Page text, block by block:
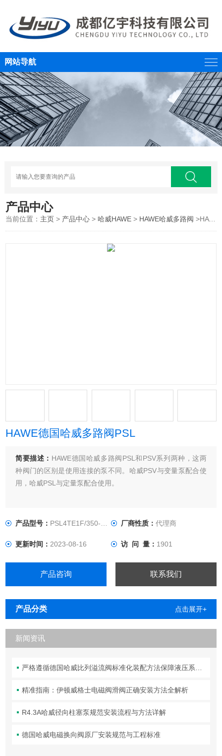
网站导航
产品中心
当前位置： 主页 > 产品中心 >哈威HAWE > HAWE哈威多路阀 >HAWE德国哈威多路阀PSL
HAWE德国哈威多路阀PSL
简要描述： HAWE德国哈威多路阀PSL和PSV系列两种，这两
种阀门的区别是使用连接的泵不同。哈威PSV与变量泵配合使
用，哈威PSL与定量泵配合使用。
产品型号： PSL4TE1F/350-3-X24 厂商性质： 代理商
更新时间：2023-08-16 访 问 量： 1901
产品咨询 联系我们
产品分类 点击展开+
新闻资讯
严格遵循德国哈威比列溢流阀标准化装配方法保障液压系统压力调控精准可靠
精准指南：伊顿威格士电磁阀滑阀正确安装方法全解析
R4.3A哈威径向柱塞泵规范安装流程与方法详解
德国哈威电磁换向阀原厂安装规范与工程标准